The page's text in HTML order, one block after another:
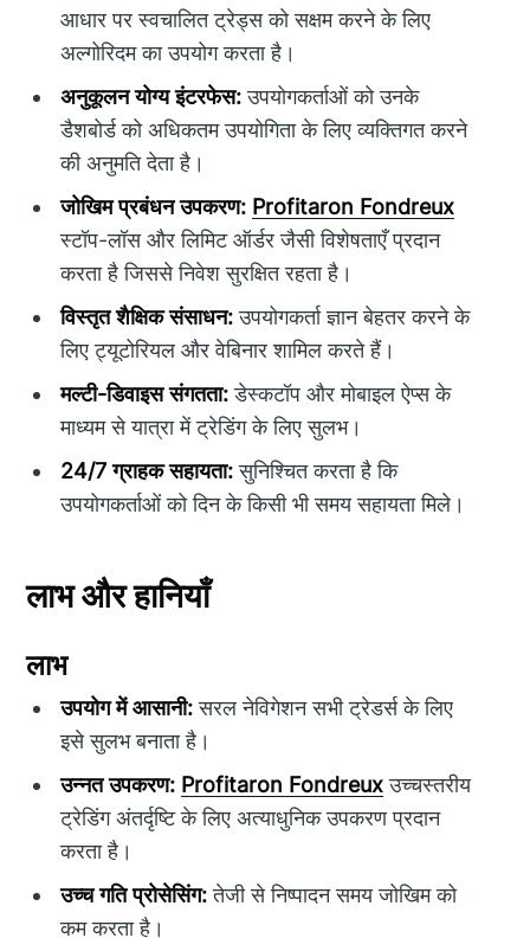
आधार पर स्वचालित ट्रेड्स को सक्षम करने के लिए
अल्गोरिदम का उपयोग करता है।
अनुकूलन योग्य इंटरफेस:उपयोगकर्ताओं को उनके
डैशबोर्ड को अधिकतम उपयोगिता के लिए व्यक्तिगत करने
की अनुमति देता है।
जोखिम प्रबंधन उपकरण: Profitaron Fondreux
स्टॉप-लॉस और लिमिट ऑर्डर जैसी विशेषताएँ प्रदान
करता है जिससे निवेश सुरक्षित रहता है।
विस्तृत शैक्षिक संसाधन:उपयोगकर्ता ज्ञान बेहतर करने के
लिए ट्यूटोरियल और वेबिनार शामिल करते हैं।
मल्टी-डिवाइस संगतता:डेस्कटॉप और मोबाइल ऐप्स के
माध्यम से यात्रा में ट्रेडिंग के लिए सुलभ।
24/7 ग्राहक सहायता:सुनिश्चित करता है कि
उपयोगकर्ताओं को दिन के किसी भी समय सहायता मिले।
लाभ और हानियाँ
लाभ
उपयोग में आसानी:सरल नेविगेशन सभी ट्रेडर्स के लिए
इसे सुलभ बनाता है।
उन्नत उपकरण: Profitaron Fondreuxउच्चस्तरीय
ट्रेडिंग अंतर्दृष्टि के लिए अत्याधुनिक उपकरण प्रदान
करता है।
उच्च गति प्रोसेसिंग:तेजी से निष्पादन समय जोखिम को
कम करता है।